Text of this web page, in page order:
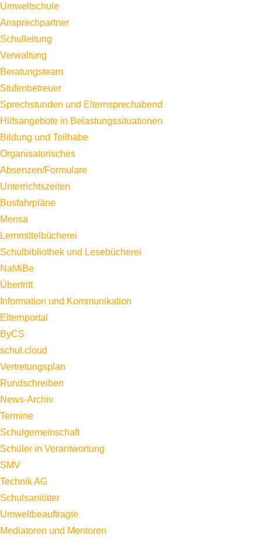
Umweltschule
Ansprechpartner
Schulleitung
Verwaltung
Beratungsteam
Stufenbetreuer
Sprechstunden und Elternsprechabend
Hilfsangebote in Belastungssituationen
Bildung und Teilhabe
Organisatorisches
Absenzen/Formulare
Unterrichtszeiten
Busfahrpläne
Mensa
Lernmittelbücherei
Schulbibliothek und Lesebücherei
NaMiBe
Übertritt
Information und Kommunikation
Elternportal
ByCS
schul.cloud
Vertretungsplan
Rundschreiben
News-Archiv
Termine
Schulgemeinschaft
Schüler in Verantwortung
SMV
Technik AG
Schulsanitäter
Umweltbeauftragte
Mediatoren und Mentoren